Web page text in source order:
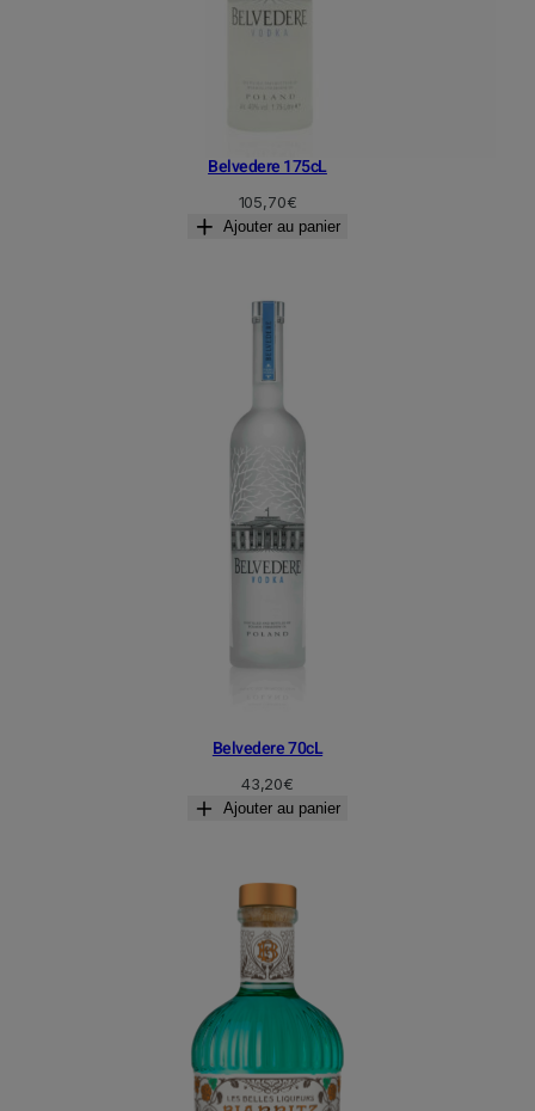
Belvedere 175cL
105,70€
Ajouter au panier
Belvedere 70cL
43,20€
Ajouter au panier